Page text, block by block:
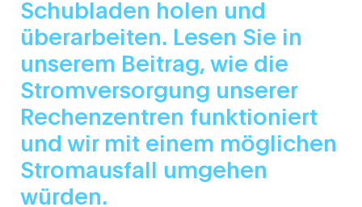
Schubladen holen und
überarbeiten. Lesen Sie in
unserem Beitrag, wie die
Stromversorgung unserer
Rechenzentren funktioniert
und wir mit einem möglichen
Stromausfall umgehen
würden.